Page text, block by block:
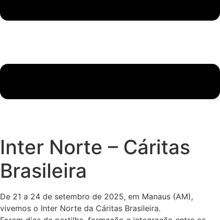
Inter Norte – Cáritas
Brasileira
De 21 a 24 de setembro de 2025, em Manaus (AM),
vivemos o Inter Norte da Cáritas Brasileira.